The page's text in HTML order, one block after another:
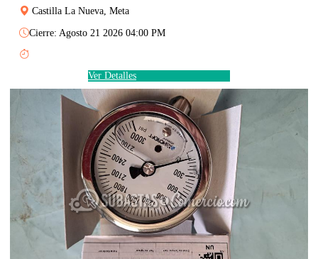
Castilla La Nueva, Meta
Cierre: Agosto 21 2026 04:00 PM
Ver Detalles